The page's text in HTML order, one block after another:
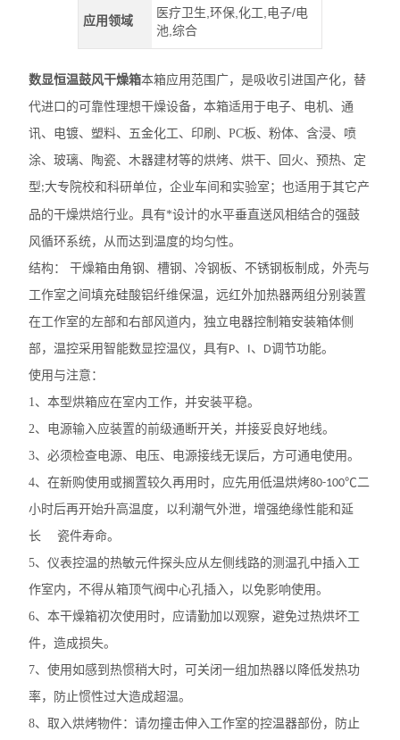
应用领域
医疗卫生,环保,化工,电子/电
池,综合
数显恒温鼓风干燥箱本箱应用范围广，是吸收引进国产化，替
代进口的可靠性理想干燥设备，本箱适用于电子、电机、通
讯、电镀、塑料、五金化工、印刷、PC板、粉体、含浸、喷
涂、玻璃、陶瓷、木器建材等的烘烤、烘干、回火、预热、定
型;大专院校和科研单位，企业车间和实验室；也适用于其它产
品的干燥烘焙行业。具有*设计的水平垂直送风相结合的强鼓
风循环系统，从而达到温度的均匀性。
结构：
干燥箱由角钢、槽钢、冷钢板、不锈钢板制成，外壳与
工作室之间填充硅酸铝纤维保温，远红外加热器两组分别装置
在工作室的左部和右部风道内，独立电器控制箱安装箱体侧
部，温控采用智能数显控温仪，具有P、 I、 D调节功能。
使用与注意：
1、本型烘箱应在室内工作，并安装平稳。
2、电源输入应装置的前级通断开关，并接妥良好地线。
3、必须检查电源、电压、电源接线无误后，方可通电使用。
4、在新购使用或搁置较久再用时，应先用低温烘烤80-100℃二
小时后再开始升高温度，以利潮气外泄，增强绝缘性能和延
长 瓷件寿命。
5、仪表控温的热敏元件探头应从左侧线路的测温孔中插入工
作室内，不得从箱顶气阀中心孔插入，以免影响使用。
6、本干燥箱初次使用时，应请勤加以观察，避免过热烘坏工
件，造成损失。
7、使用如感到热惯稍大时，可关闭一组加热器以降低发热功
率，防止惯性过大造成超温。
8、取入烘烤物件：请勿撞击伸入工作室的控温器部份，防止